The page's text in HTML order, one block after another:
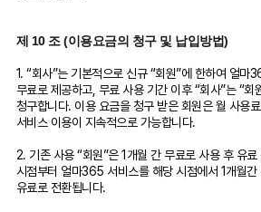
제 10 조 (이용요금의 청구 및 납입방법)
1. “회사”는 기본적으로 신규 “회원”에 한하여 얼마
무료로 제공하고, 무료 사용 기간 이후 “회사”는 “회
청구합니다. 이용 요금을 청구 받은 회원은 월 사용
서비스 이용이 지속적으로 가능합니다.
2. 기존 사용 “회원”은 1개월 간 무료로 사용 후 유
시점부터 얼마365 서비스를 해당 시점에서 1개월간
유료로 전환됩니다.